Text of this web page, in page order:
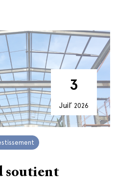
3
Juil’ 2026
soutient